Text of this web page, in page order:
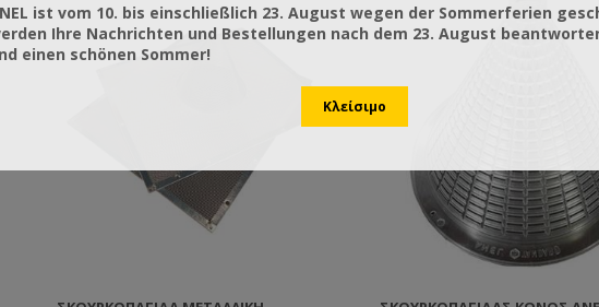
και μερικές γατοτροφές είναι
δολώματα. Όταν η επιφάνεια
φτιάξετε καινούργια παγίδα.
νεκρά σε λίγες ώρες, μέχρι
παγιδευμένες σφήκες
να χρησιμοποιήσουν το κεντρί
οπότε θα πρέπει να χειριστείτε
παγίδα με προσοχή. Οι
οποία είναι δύσκολο μεν να
ist vom 10. bis einschließlich 23. August wegen der Sommerferien
Ihre Nachrichten und Bestellungen nach dem 23. August
einen schönen Sommer!